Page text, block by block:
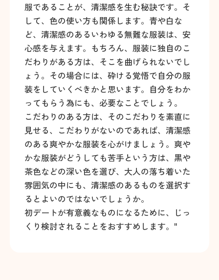
服であることが、清潔感を生む秘訣です。そ
して、色の使い方も関係します。青や白な
ど、清潔感のあるいわゆる無難な服装は、安
心感を与えます。もちろん、服装に独自のこ
だわりがある方は、そこを曲げられないでし
ょう。その場合には、砕ける覚悟で自分の服
装をしていくべきかと思います。自分をわか
ってもらう為にも、必要なことでしょう。
こだわりのある方は、そのこだわりを素直に
見せる、こだわりがないのであれば、清潔感
のある爽やかな服装を心がけましょう。爽や
かな服装がどうしても苦手という方は、黒や
茶色などの深い色を選び、大人の落ち着いた
雰囲気の中にも、清潔感のあるものを選択す
るとよいのではないでしょうか。
初デートが有意義なものになるために、じっ
くり検討されることをおすすめします。"